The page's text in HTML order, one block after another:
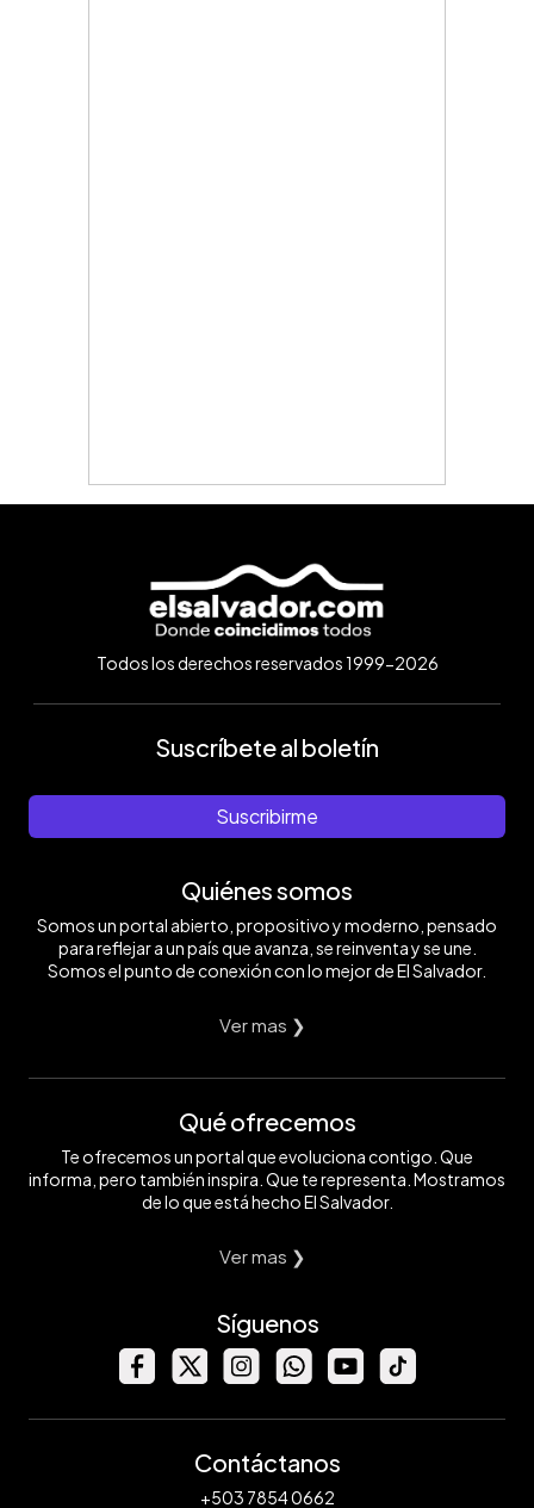
Todos los derechos reservados 1999-2026
Suscríbete al boletín
Suscribirme
Quiénes somos
Somos un portal abierto, propositivo y moderno, pensado
para reflejar a un país que avanza, se reinventa y se une.
Somos el punto de conexión con lo mejor de El Salvador.
Ver mas ❯
Qué ofrecemos
Te ofrecemos un portal que evoluciona contigo. Que
informa, pero también inspira. Que te representa. Mostramos
de lo que está hecho El Salvador.
Ver mas ❯
Síguenos
Contáctanos
+503 7854 0662